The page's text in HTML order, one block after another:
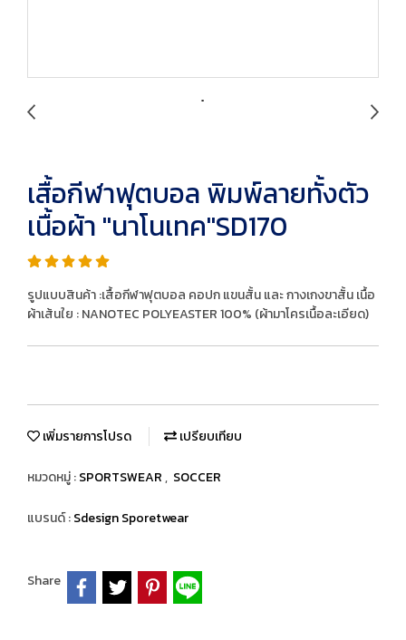
เสื้อกีฬาฟุตบอล พิมพ์ลายทั้งตัว
เนื้อผ้า "นาโนเทค"SD170
รูปแบบสินค้า :เสื้อกีฬาฟุตบอล คอปก แขนสั้น และ กางเกงขาสั้น เนื้อ
ผ้าเส้นใย : NANOTEC POLYEASTER 100% (ผ้ามาโครเนื้อละเอียด)
เพิ่มรายการโปรด เปรียบเทียบ
หมวดหมู่ :SPORTSWEAR, SOCCER
แบรนด์ :Sdesign Sporetwear
Share